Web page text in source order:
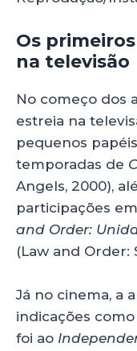
Os
na televisão
No começo dos
estreia na
pequenos
temporadas de
Angels, 2000),
participações
and Order:
(Law and Order:
Já no cinema, a
indicações
foi ao